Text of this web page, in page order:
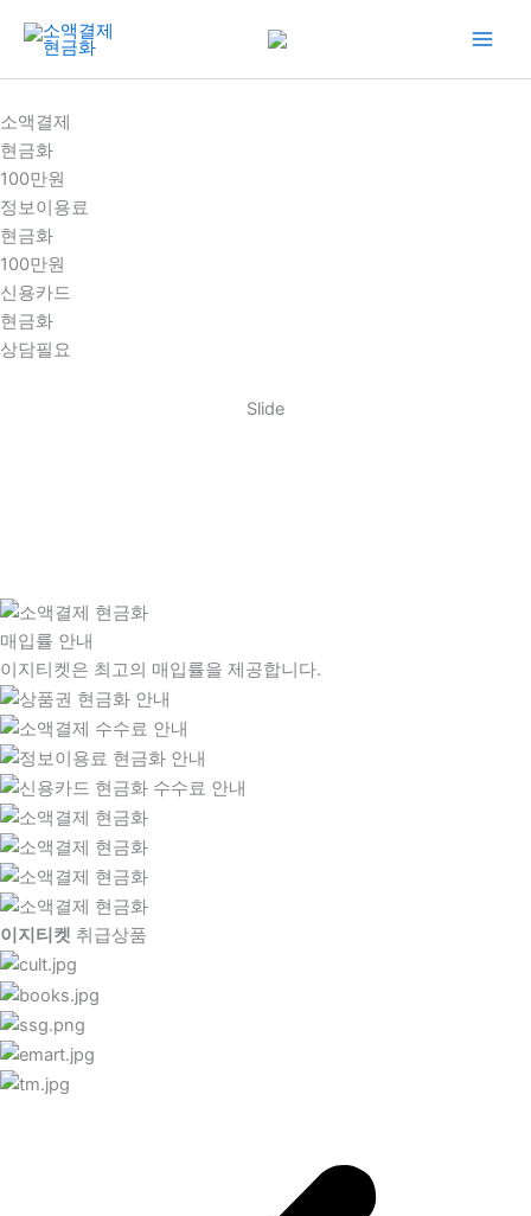
건
너
뛰
기
소액결제
현금화
100만원
정보이용료
현금화
100만원
신용카드
현금화
상담필요
Slide
매입률 안내
이지티켓은 최고의 매입률을 제공합니다.
이지티켓 취급상품